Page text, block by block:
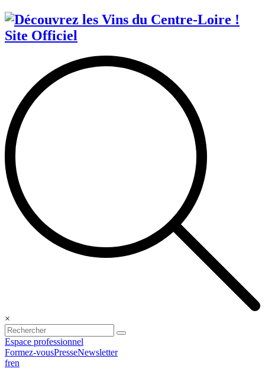
×
Espace professionnel
Formez-vousPresseNewsletter
fren